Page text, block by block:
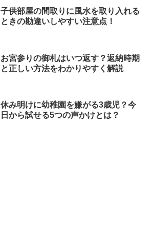
子供部屋の間取りに風水を取り入れる
ときの勘違いしやすい注意点！
お宮参りの御札はいつ返す？返納時期
と正しい方法をわかりやすく解説
休み明けに幼稚園を嫌がる3歳児？今
日から試せる5つの声かけとは？